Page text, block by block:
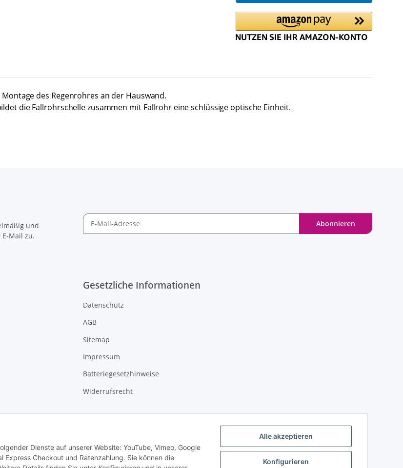
Alle akzeptieren
Konfigurieren
Dienste auf unserer Website: YouTube, Vimeo, Google
Express Checkout und Ratenzahlung. Sie können die
des Regenrohres an der Hauswand.
die Fallrohrschelle zusammen mit Fallrohr eine schlüssige optische Einheit.
und
Mail zu.
Abonnieren
Gesetzliche Informationen
Datenschutz
AGB
Sitemap
Impressum
Batteriegesetzhinweise
Widerrufsrecht